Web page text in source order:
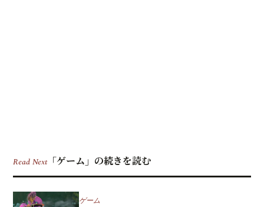
Read Next「ゲーム」の続きを読む
ゲーム